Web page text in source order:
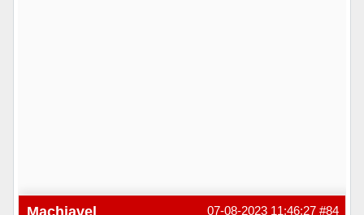
#84
07-08-2023 11:46:27